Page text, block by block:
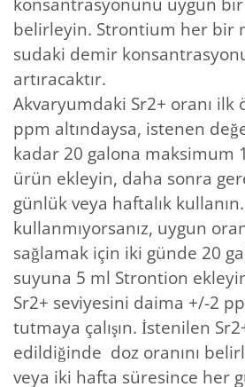
belirleyin. Strontium her bir
sudaki demir
artıracaktır.
Akvaryumdaki Sr2+ oranı ilk
ppm altındaysa, istenen
kadar 20 galona maksimum
ürün ekleyin, daha sonra
günlük veya haftalık
kullanmıyorsanız, uygun
sağlamak için iki günde 20
suyuna 5 ml Strontion
Sr2+ seviyesini daima +/-2
tutmaya çalışın. İstenilen
edildiğinde doz oranını
veya iki hafta süresince her